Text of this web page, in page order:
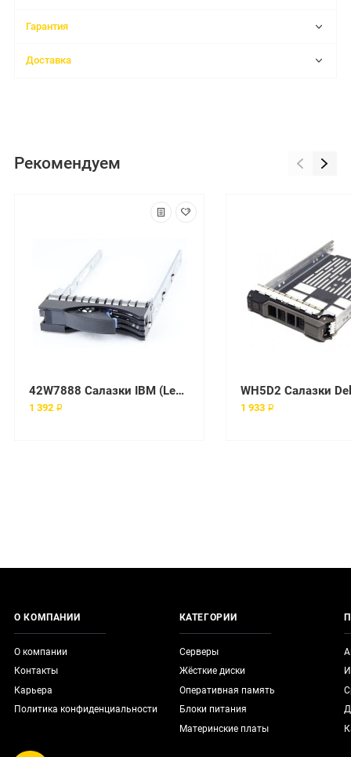
Гарантия
Доставка
Рекомендуем
42W7888 Салазки IBM (Lenovo) 1.8" to 2.5" SATA HDD
1 392 ₽ 1 933 ₽
О КОМПАНИИ
О компании
Контакты
Карьера
Политика конфиденциальности
КАТЕГОРИИ
Серверы
Жёсткие диски
Оперативная память
Блоки питания
Материнские платы